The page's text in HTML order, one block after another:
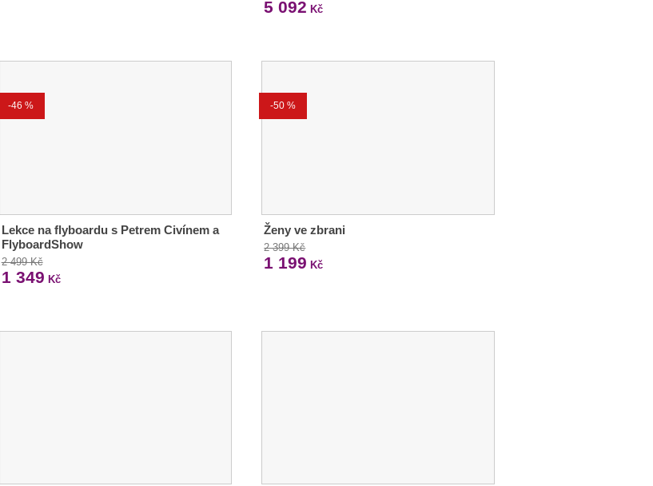
5 092 Kč
-46 %
Lekce na flyboardu s Petrem Civínem a
FlyboardShow
2 499 Kč
1 349 Kč
-50 %
Ženy ve zbrani
2 399 Kč
1 199 Kč